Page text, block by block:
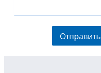
Отправить